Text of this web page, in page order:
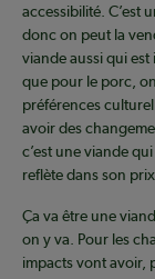
accessibilité. C’est
donc on peut la
viande aussi qui est
que pour le porc,
préférences
avoir des
c’est une viande
reflète dans son prix.
Ça va être une
on y va. Pour les
impacts vont avoir,